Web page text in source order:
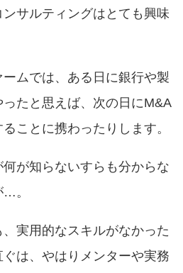
サルティングはとても興味
ムでは、ある日に銀行や製
たと思えば、次の日にM&A
ことに携わったりします。
が知らないすらも分からな
。
実用的なスキルがなかった
は、やはりメンターや実務